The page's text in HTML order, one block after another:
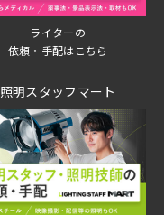
ライターの
依頼・手配はこちら
照明スタッフマート